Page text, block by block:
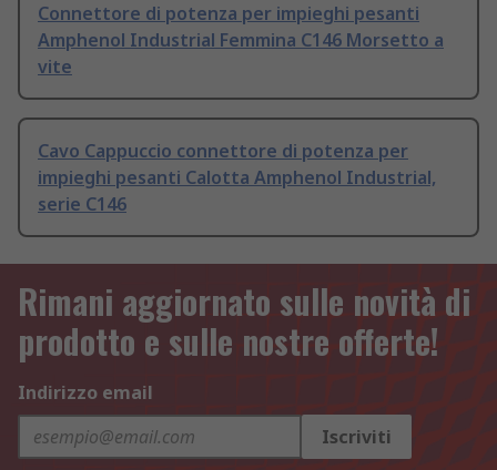
Connettore di potenza per impieghi pesanti
Amphenol Industrial Femmina C146 Morsetto a
vite
Cavo Cappuccio connettore di potenza per
impieghi pesanti Calotta Amphenol Industrial,
serie C146
Rimani aggiornato sulle novità di
prodotto e sulle nostre offerte!
Indirizzo email
Iscriviti